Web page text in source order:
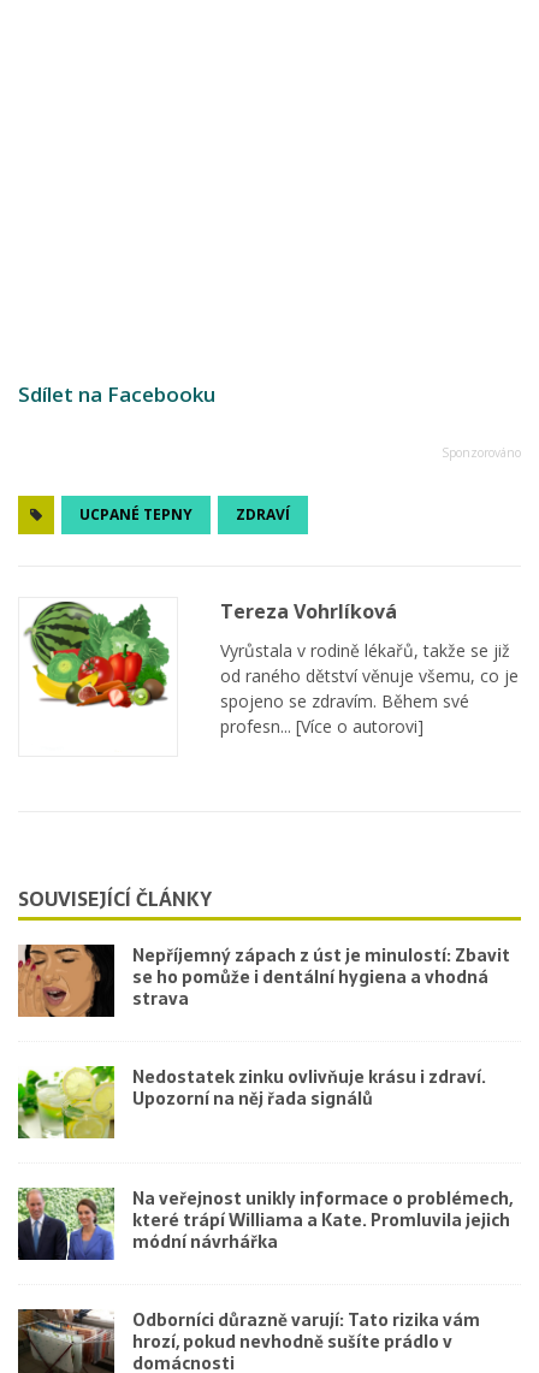
Sdílet na Facebooku
UCPANÉ TEPNY ZDRAVÍ
Tereza Vohrlíková
Vyrůstala v rodině lékařů, takže se již
od raného dětství věnuje všemu, co je
spojeno se zdravím. Během své
profesn... [Více o autorovi]
SOUVISEJÍCÍ ČLÁNKY
Nepříjemný zápach z úst je minulostí: Zbavit
se ho pomůže i dentální hygiena a vhodná
strava
Nedostatek zinku ovlivňuje krásu i zdraví.
Upozorní na něj řada signálů
Na veřejnost unikly informace o problémech,
které trápí Williama a Kate. Promluvila jejich
módní návrhářka
Odborníci důrazně varují: Tato rizika vám
hrozí, pokud nevhodně sušíte prádlo v
domácnosti